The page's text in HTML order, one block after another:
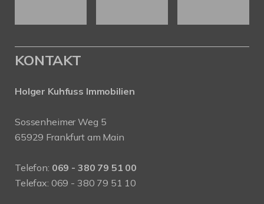
KONTAKT
Holger Kuhfuss Immobilien
Sossenheimer Weg 5
65929 Frankfurt am Main
Telefon: 069 - 380 79 51 00
Telefax: 069 - 380 79 51 10